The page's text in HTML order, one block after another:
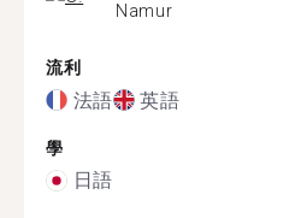
Namur
流利
法語 英語
學
日語